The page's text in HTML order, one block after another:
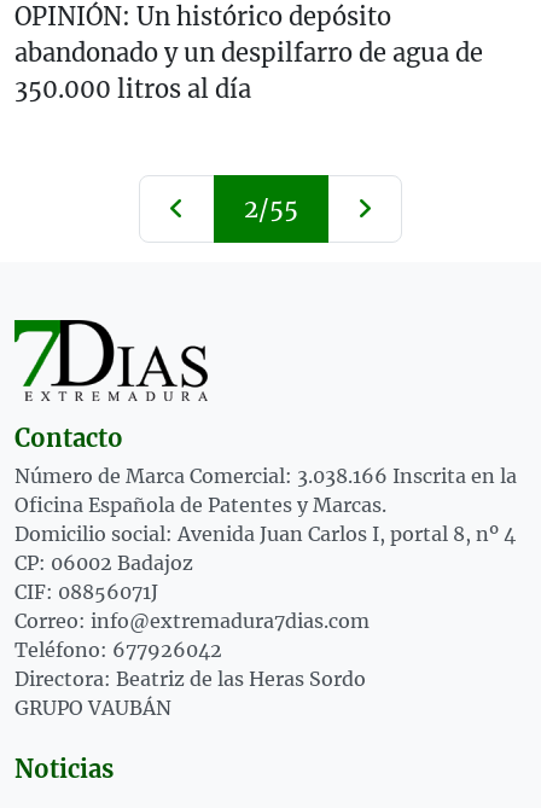
OPINIÓN: Un histórico depósito
abandonado y un despilfarro de agua de
350.000 litros al día
2/55
Contacto
Número de Marca Comercial: 3.038.166 Inscrita en la
Oficina Española de Patentes y Marcas.
Domicilio social: Avenida Juan Carlos I, portal 8, nº 4
CP: 06002 Badajoz
CIF: 08856071J
Correo: info@extremadura7dias.com
Teléfono: 677926042
Directora: Beatriz de las Heras Sordo
GRUPO VAUBÁN
Noticias